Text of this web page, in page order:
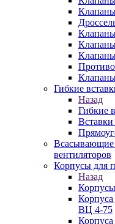
Гибкие
Назад
Гибкие
Всасывающие
вентиляторов
Корпусы для
Назад
Корпуса
ВЦ 4-75
Корпуса